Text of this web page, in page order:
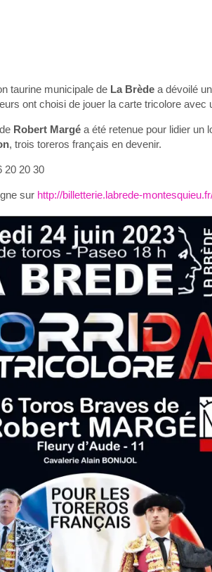
taurine municipale de La Brède a dévoilé
ont choisi de jouer la carte tricolore avec
Robert Margé a été retenue pour lidier un
, trois toreros français en devenir.
20 20 30
sur http://billetterie.labrede-